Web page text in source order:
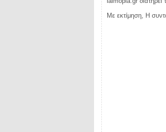
Με εκτίμηση, Η